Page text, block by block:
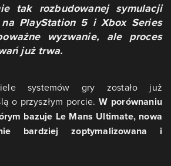
tak rozbudowanej symulacji
PlayStation 5 i Xbox Series
wyzwanie, ale proces
już trwa.
systemów gry zostało już
o przyszłym porcie.W porównaniu
bazuje Le Mans Ultimate, nowa
bardziej zoptymalizowana i